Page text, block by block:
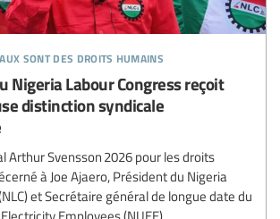
sont des droits humains
Nigeria Labour Congress reçoit
distinction syndicale
Arthur Svensson 2026 pour les droits
à Joe Ajaero, Président du Nigeria
et Secrétaire général de longue date du
Employees (NUEE).